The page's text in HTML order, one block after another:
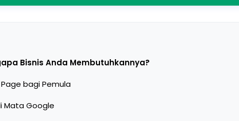
Bisnis Anda Membutuhkannya?
bagi Pemula
Mata Google